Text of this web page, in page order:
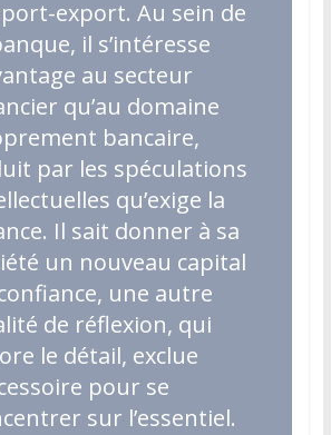
export. Au sein de
il s’intéresse
au secteur
qu’au domaine
bancaire,
par les spéculations
qu’exige la
Il sait donner à sa
un nouveau capital
une autre
de réflexion, qui
le détail, exclue
pour se
sur l’essentiel.